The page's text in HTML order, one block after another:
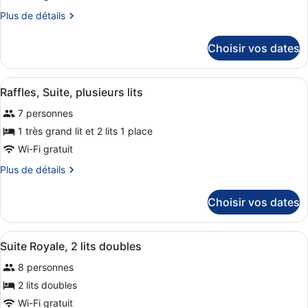
ce
type
chambre :
Suite,
plusieurs
(Designer)
Plus de détails
Plus
le
type
de
chambre
Suite,
plusieurs
lits
(Designer)
Choisir vos dates
Afficher
toutes
les
photos
pour
ce
type
chambre :
Raffles,
Suite,
plusieurs
lits
Raffles, Suite, plusieurs lits |
10
Raffles, Suite, plusieurs lits
7 personnes
1 très grand lit et 2 lits 1 place
Wi-Fi gratuit
Plus de détails
Plus
le
type
de
Raffles,
Suite,
plusieurs
lits
Choisir vos dates
Afficher
toutes
les
photos
pour
Une chambre avec un grand lit,
10
Suite Royale, 2 lits doubles
8 personnes
2 lits doubles
Wi-Fi gratuit